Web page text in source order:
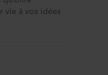
vie à vos idées